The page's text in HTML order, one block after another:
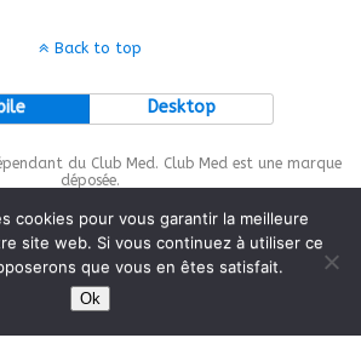
Back to top
Desktop
du Club Med. Club Med est une marque
déposée.
is protected bywp-copyrightpro.com
cookies pour vous garantir la meilleure
site web. Si vous continuez à utiliser ce
que vous en êtes satisfait.
Ok